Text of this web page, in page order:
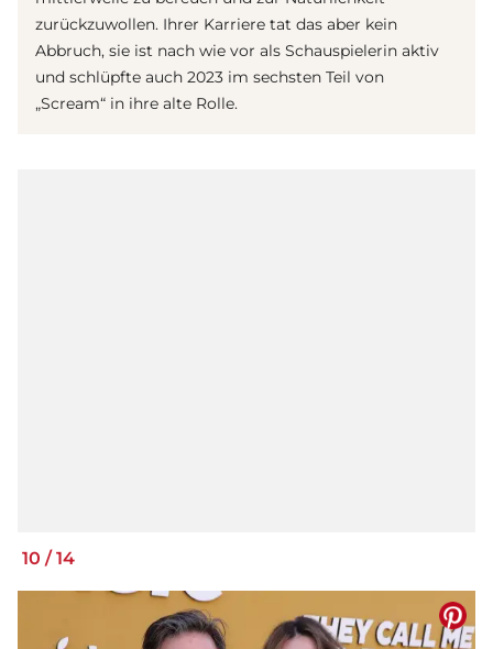
zurückzuwollen. Ihrer Karriere tat das aber kein
Abbruch, sie ist nach wie vor als Schauspielerin aktiv
und schlüpfte auch 2023 im sechsten Teil von
„Scream“ in ihre alte Rolle.
10 / 14